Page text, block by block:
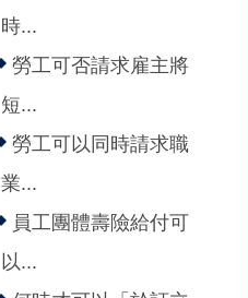
時...
勞工可否請求雇主將
短...
勞工可以同時請求職
業...
員工團體壽險給付可
以...